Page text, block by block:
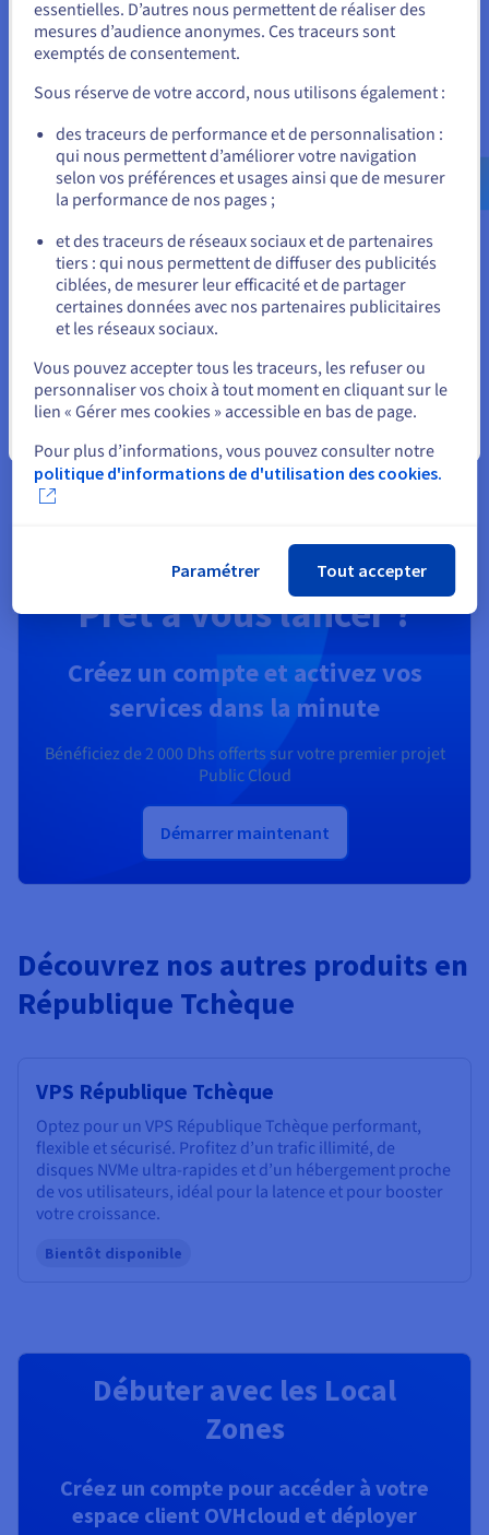
Découvrir Data Platform
Explorez l’informatique quantique grâce à une
plateforme unifiée : simulez, testez et exécutez vos
algorithmes sur des émulateurs et QPU en toute
simplicité.
Découvrir Quantum as a Service
Identité, sécurité et opérations
Sécurisez, gérez et monitorez vos services cloud chez
OVHcloud
Découvrir Solutions Identité, sécurité et opérations
Prêt à vous lancer ?
Créez un compte et activez vos
services dans la minute
Bénéficiez de 2 000 Dhs offerts sur votre premier projet
Public Cloud
Démarrer maintenant
Découvrez nos autres produits en
République Tchèque
VPS République Tchèque
Optez pour un VPS République Tchèque performant,
flexible et sécurisé. Profitez d’un trafic illimité, de
disques NVMe ultra-rapides et d’un hébergement proche
de vos utilisateurs, idéal pour la latence et pour booster
votre croissance.
Bientôt disponible
Débuter avec les Local
Zones
Créez un compte pour accéder à votre
espace client OVHcloud et déployer
Unis.
Pour commander, rendez-vous sur le site de votre pays (États-
Allez sur le site États-Unis
us.ovhcloud.com/
Anglais USD - $
ou
Rester sur le site actuel
Sélectionner un autre site web
essentielles. D’autres nous permettent de réaliser des
mesures d’audience anonymes. Ces traceurs sont
exemptés de consentement.
Sous réserve de votre accord, nous utilisons également :
des traceurs de performance et de personnalisation :
qui nous permettent d’améliorer votre navigation
selon vos préférences et usages ainsi que de mesurer
la performance de nos pages ;
et des traceurs de réseaux sociaux et de partenaires
tiers : qui nous permettent de diffuser des publicités
ciblées, de mesurer leur efficacité et de partager
certaines données avec nos partenaires publicitaires
et les réseaux sociaux.
Vous pouvez accepter tous les traceurs, les refuser ou
personnaliser vos choix à tout moment en cliquant sur le
lien « Gérer mes cookies » accessible en bas de page.
Pour plus d’informations, vous pouvez consulter notre
politique d'informations de d'utilisation des cookies.
Paramétrer Tout accepter